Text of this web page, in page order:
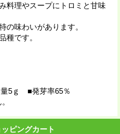
料理やスープにトロミと甘味
の味わいがあります。
種です。
5ｇ ■発芽率65％
ピングカート